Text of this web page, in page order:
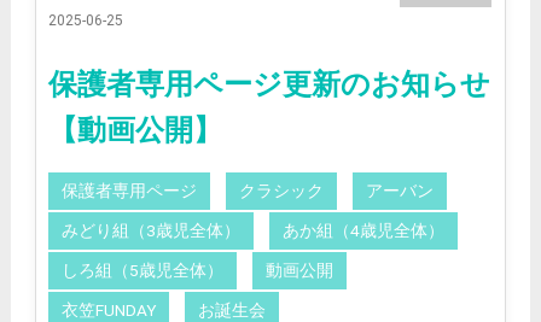
2025-06-25
保護者専用ページ更新のお知らせ
【動画公開】
保護者専用ページ クラシック アーバン
みどり組（3歳児全体） あか組（4歳児全体）
しろ組（5歳児全体） 動画公開
衣笠FUNDAY お誕生会